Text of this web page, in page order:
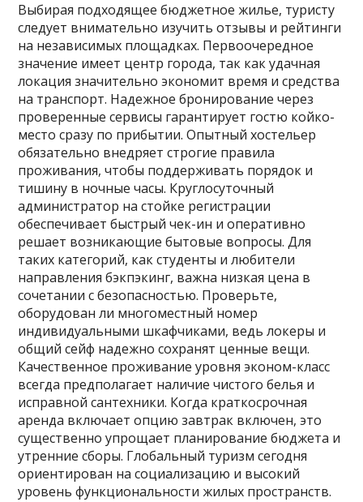
Выбирая подходящее бюджетное жилье, туристу
следует внимательно изучить отзывы и рейтинги
на независимых площадках. Первоочередное
значение имеет центр города, так как удачная
локация значительно экономит время и средства
на транспорт. Надежное бронирование через
проверенные сервисы гарантирует гостю койко-
место сразу по прибытии. Опытный хостельер
обязательно внедряет строгие правила
проживания, чтобы поддерживать порядок и
тишину в ночные часы. Круглосуточный
администратор на стойке регистрации
обеспечивает быстрый чек-ин и оперативно
решает возникающие бытовые вопросы. Для
таких категорий, как студенты и любители
направления бэкпэкинг, важна низкая цена в
сочетании с безопасностью. Проверьте,
оборудован ли многоместный номер
индивидуальными шкафчиками, ведь локеры и
общий сейф надежно сохранят ценные вещи.
Качественное проживание уровня эконом-класс
всегда предполагает наличие чистого белья и
исправной сантехники. Когда краткосрочная
аренда включает опцию завтрак включен, это
существенно упрощает планирование бюджета и
утренние сборы. Глобальный туризм сегодня
ориентирован на социализацию и высокий
уровень функциональности жилых пространств.